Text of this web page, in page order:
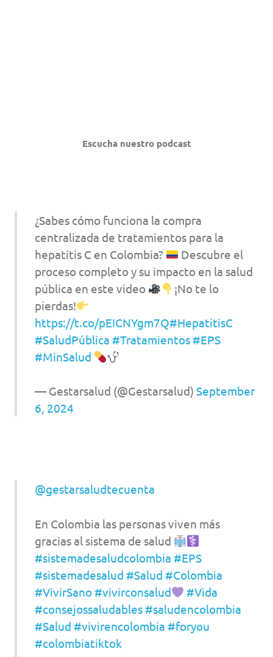
Escucha nuestro podcast
¿Sabes cómo funciona la compra
centralizada de tratamientos para la
hepatitis C en Colombia?
Descubre el
proceso completo y su impacto en la salud
pública en este video
¡No te lo
pierdas!
https://t.co/pEICNYgm7Q#HepatitisC
#SaludPública #Tratamientos #EPS
#MinSalud
— Gestarsalud (@Gestarsalud) September
6, 2024
@gestarsaludtecuenta
En Colombia las personas viven más
gracias al sistema de salud
#sistemadesaludcolombia #EPS
#sistemadesalud #Salud #Colombia
#VivirSano #vivirconsalud
#Vida
#consejossaludables #saludencolombia
#Salud #vivirencolombia #foryou
#colombiatiktok